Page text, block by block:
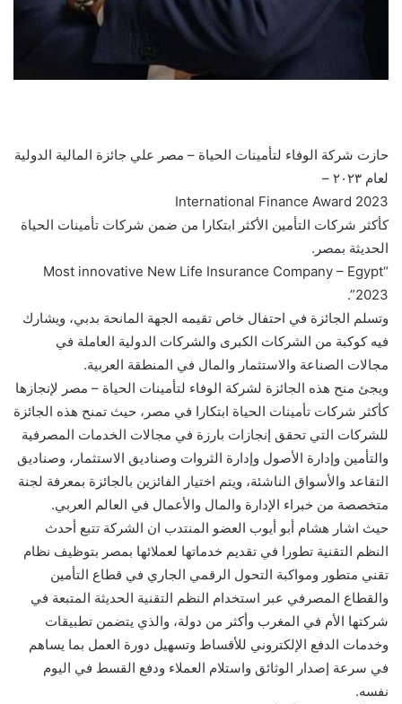
حازت شركة الوفاء لتأمينات الحياة – مصر علي جائزة المالية الدولية
لعام ٢٠٢٣ –
International Finance Award 2023
كأكثر شركات التأمين الأكثر ابتكارا من ضمن شركات تأمينات الحياة
الحديثة بمصر.
“Most innovative New Life Insurance Company – Egypt
2023”.
وتسلم الجائزة في احتفال خاص تقيمه الجهة المانحة بدبي، ويشارك
فيه كوكبة من الشركات الكبرى والشركات الدولية العاملة في
مجالات الصناعة والاستثمار والمال في المنطقة العربية.
ويجئ منح هذه الجائزة لشركة الوفاء لتأمينات الحياة – مصر لإنجازها
كأكثر شركات تأمينات الحياة ابتكارا في مصر، حيث تمنح هذه الجائزة
للشركات التي تحقق إنجازات بارزة في مجالات الخدمات المصرفية
والتأمين وإدارة الأصول وإدارة الثروات وصناديق الاستثمار، وصناديق
التقاعد والأسواق الناشئة، ويتم اختيار الفائزين بالجائزة بمعرفة لجنة
متخصصة من خبراء الإدارة والمال والأعمال في العالم العربي.
حيث اشار هشام أبو أيوب العضو المنتدب ان الشركة تتبع أحدث
النظم التقنية تطورا في تقديم خدماتها لعملائها بمصر بتوظيف نظام
تقني متطور ومواكبة التحول الرقمي الجاري في قطاع التأمين
والقطاع المصرفي عبر استخدام النظم التقنية الحديثة المتبعة في
شركتها الأم في المغرب وأكثر من دولة، والذي يتضمن تطبيقات
وخدمات الدفع الإلكتروني للأقساط وتسهيل دورة العمل بما يساهم
في سرعة إصدار الوثائق واستلام العملاء ودفع القسط في اليوم
نفسه.